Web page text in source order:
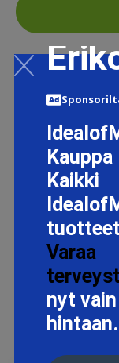
Kauppa
Kaikki
Varaa
nyt
hintaan.